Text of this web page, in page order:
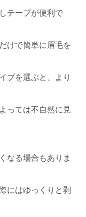
テープが便利で
けで簡単に眉毛を
プを選ぶと、より
っては不自然に見
なる場合もありま
にはゆっくりと剥